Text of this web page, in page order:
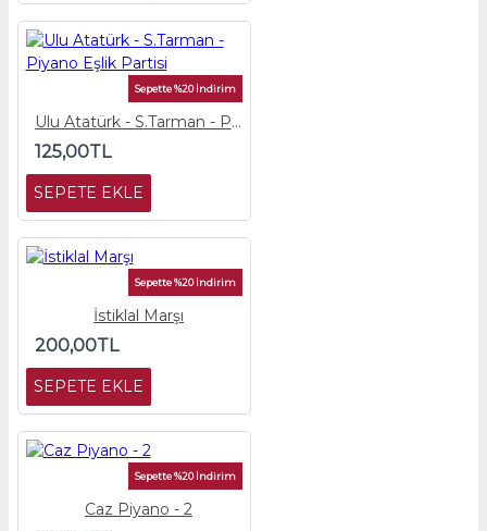
Sepette %20 İndirim
Ulu Atatürk - S.Tarman - Piyano Eşlik Partisi
125,00TL
SEPETE EKLE
Sepette %20 İndirim
İstiklal Marşı
200,00TL
SEPETE EKLE
Sepette %20 İndirim
Caz Piyano - 2